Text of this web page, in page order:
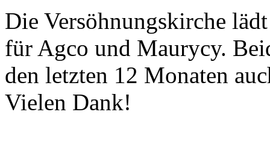
Die Versöhnungskirche
für Agco und Maurycy.
den letzten 12 Monaten
Vielen Dank!